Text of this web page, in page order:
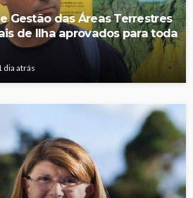
Gestão das Áreas Terrestres
de Ilha aprovados para toda
dia atrás